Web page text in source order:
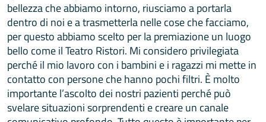
bellezza che abbiamo intorno, riusciamo a portarla
dentro di noi e a trasmetterla nelle cose che facciamo,
per questo abbiamo scelto per la premiazione un luogo
bello come il Teatro Ristori. Mi considero privilegiata
perché il mio lavoro con i bambini e i ragazzi mi mette in
contatto con persone che hanno pochi filtri. È molto
importante l’ascolto dei nostri pazienti perché può
svelare situazioni sorprendenti e creare un canale